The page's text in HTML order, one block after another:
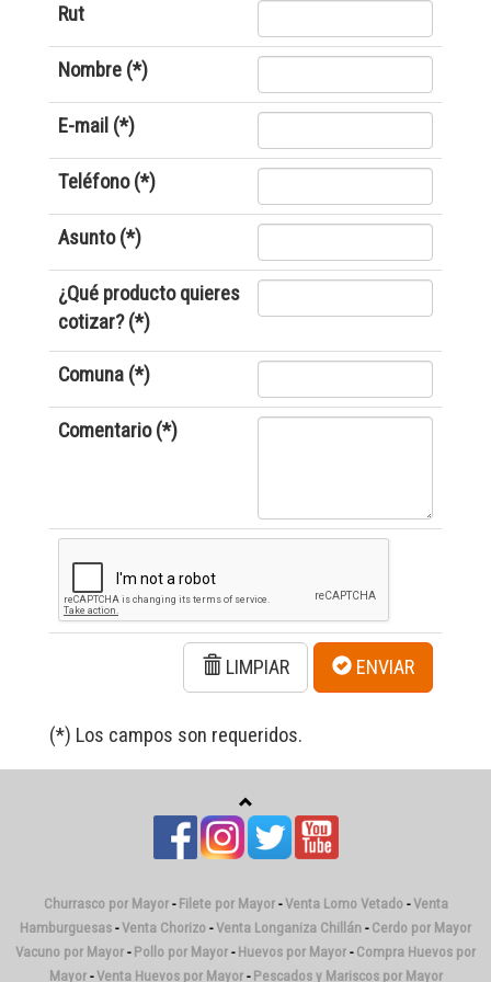
Rut
Nombre (*)
E-mail (*)
Teléfono (*)
Asunto (*)
¿Qué producto quieres
cotizar? (*)
Comuna (*)
Comentario (*)
ENVIAR
LIMPIAR
(*) Los campos son requeridos.
Churrasco por Mayor- Filete por Mayor-Venta Lomo Vetado-Venta
Hamburguesas -Venta Chorizo -Venta Longaniza Chillán - Cerdo por Mayor
Vacuno por Mayor - Pollo por Mayor - Huevos por Mayor - Compra Huevos por
Mayor-Venta Huevos por Mayor- Pescados y Mariscos por Mayor